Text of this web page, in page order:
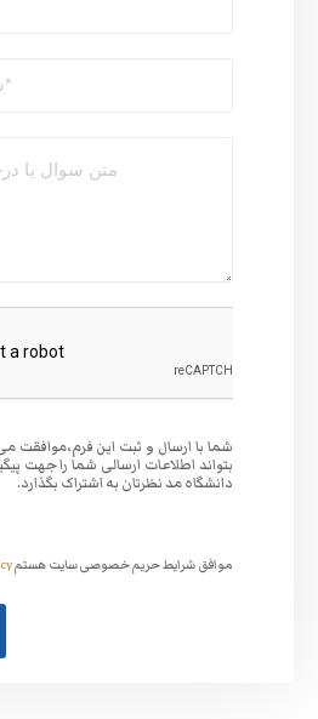
می کنید تا این شرکت
جهت پیگیری و پاسخگویی با
privacy policy